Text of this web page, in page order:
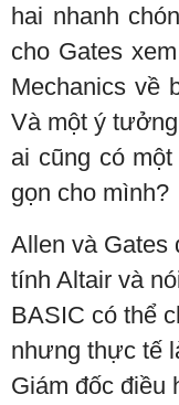
hai nhanh
cho Gates
Mechanics về
Và một ý
ai cũng có
gọn cho mình?
Allen và Gates
tính Altair và
BASIC có thể
nhưng thực tế
Giám đốc điều